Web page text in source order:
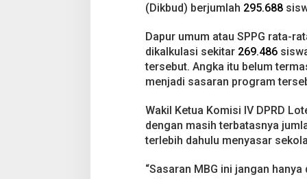
(Dikbud) berjumlah 295.688
Dapur umum atau SPPG rata-
dikalkulasi sekitar 269.486
tersebut. Angka itu belum
menjadi sasaran program
Wakil Ketua Komisi IV DPRD
dengan masih terbatasnya
terlebih dahulu menyasar
“Sasaran MBG ini jangan